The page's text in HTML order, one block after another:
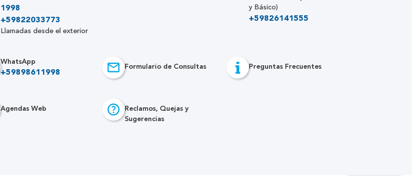
1998
+59822033773
Llamadas desde el exterior
y Básico)
+59826141555
WhatsApp
+59898611998
Formulario de Consultas Preguntas Frecuentes
Agendas Web
Reclamos, Quejas y
Sugerencias